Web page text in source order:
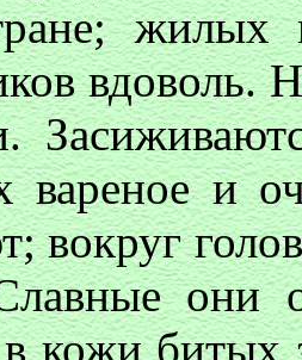
вдоволь.
вареное и
вокруг
они
кожи битых